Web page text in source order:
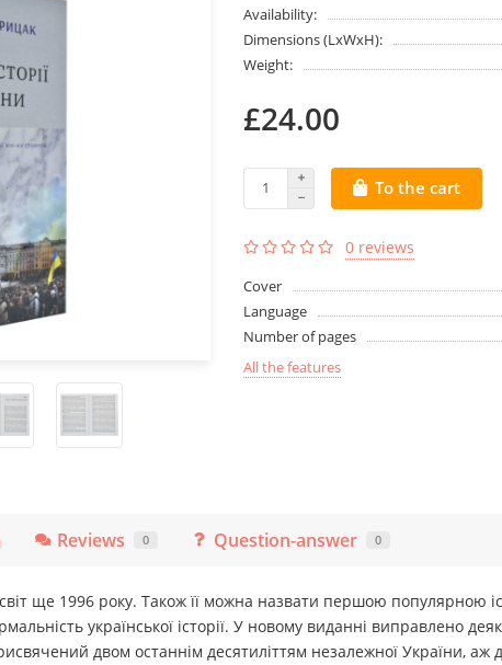
Availability:
Dimensions (LxWxH):
Weight:
£24.00
To the cart
0 reviews
Cover
Language
Number of pages
All the features
Reviews 0 Question-answer 0
ще 1996 року. Також її можна назвати першою популярною
української історії. У новому виданні виправлено
двом останнім десятиліттям незалежної України, аж